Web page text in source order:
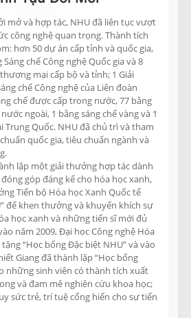
mở và hợp tác, NHU đã liên tục vượt
công nghệ quan trọng. Thành tích
hơn 50 dự án cấp tỉnh và quốc gia,
chế Công nghệ Quốc gia và 8
mại cấp bộ và tỉnh; 1 Giải
chế Công nghệ của Liên đoàn
chế được cấp trong nước, 77 bằng
ngoài, 1 bằng sáng chế vàng và 1
Trung Quốc. NHU đã chủ trì và tham
quốc gia, tiêu chuẩn ngành và
lập một giải thưởng hợp tác dành
góp đáng kể cho hóa học xanh,
Tiến bộ Hóa học Xanh Quốc tế
để khen thưởng và khuyến khích sự
học xanh và những tiến sĩ mới đủ
năm 2009, Đại học Công nghệ Hóa
“Học bổng Đặc biệt NHU” và vào
Giang đã thành lập “Học bổng
những sinh viên có thành tích xuất
và đam mê nghiên cứu khoa học;
sức trẻ, trí tuệ cống hiến cho sự tiến